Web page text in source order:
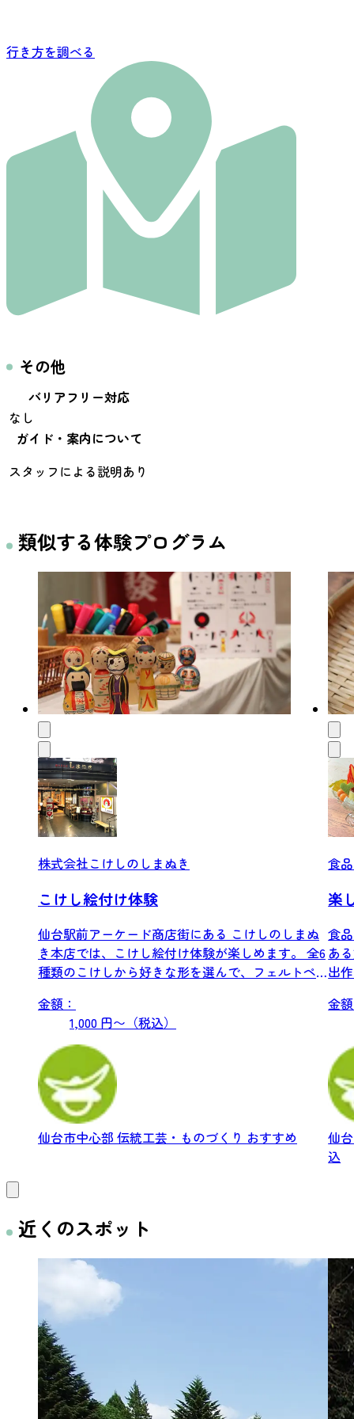
行き方を調べる
その他
バリアフリー対応
なし
ガイド・案内について
スタッフによる説明あり
類似する体験プログラム
株式会社こけしのしまぬき
こけし絵付け体験
仙台駅前アーケード商店街にある こけしのしまぬ
き本店では、こけし絵付け体験が楽しめます。 全6
種類のこけしから好きな形を選んで、フェルトペ
金額：
1,000 円〜（税込）
仙台市中心部 伝統工芸・ものづくり おすすめ
食
楽
食
あ
出
金
仙
込
近くのスポット